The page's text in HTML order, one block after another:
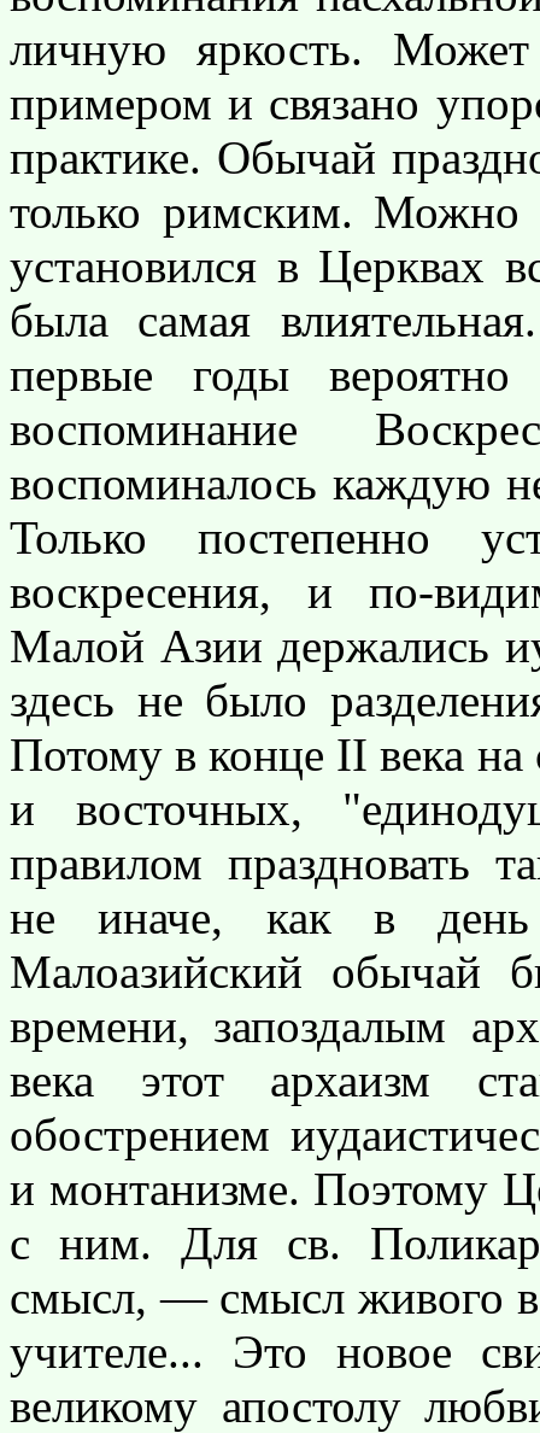
личную яркость.
примером и связано
практике. Обычай
только римским.
установился в Церквах
была самая
первые годы
воспоминание
воспоминалось каждую
Только постепенно
воскресения, и по-
Малой Азии держались
здесь не было
Потому в конце II века на
и восточных,
правилом праздновать
не иначе, как в
Малоазийский обычай
времени, запоздалым
века этот архаизм
обострением
и монтанизме. Поэтому
с ним. Для св.
смысл, — смысл живого
учителе... Это новое
великому апостолу